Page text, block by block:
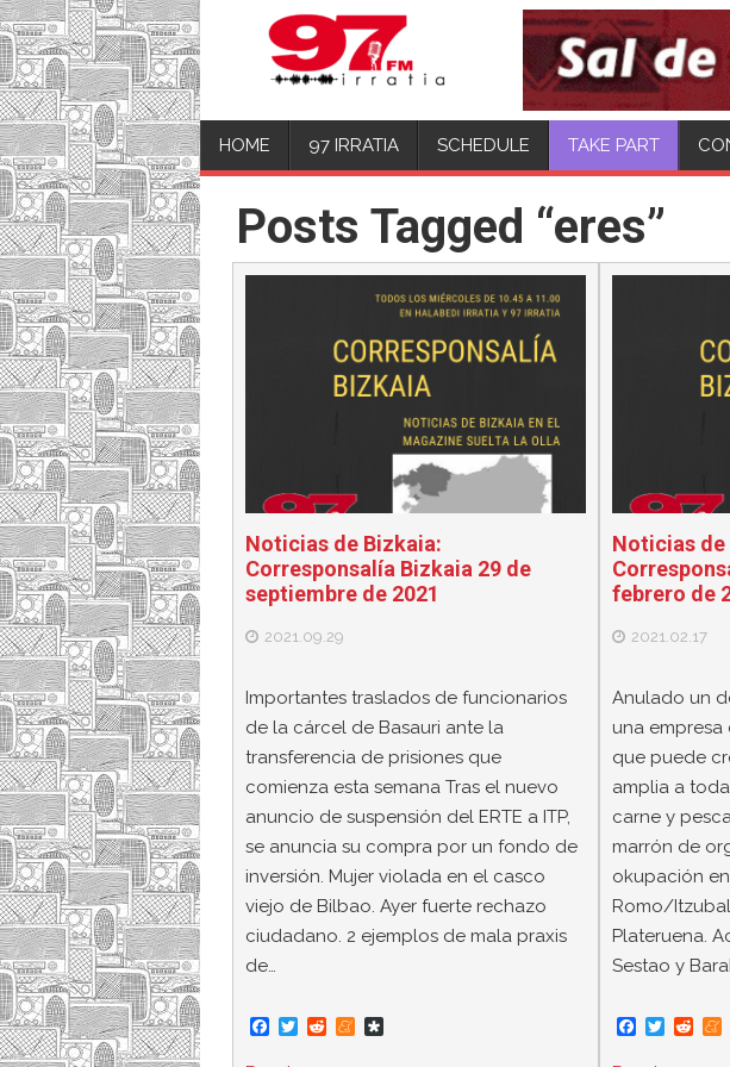
HOME 97 IRRATIA SCHEDULE
Posts Tagged “eres”
Noticias de Bizkaia:
Corresponsalía Bizkaia 29 de
septiembre de 2021
2021.09.29
Importantes traslados de funcionarios
de la cárcel de Basauri ante la
transferencia de prisiones que
comienza esta semana Tras el nuevo
anuncio de suspensión del ERTE a ITP,
se anuncia su compra por un fondo de
inversión. Mujer violada en el casco
viejo de Bilbao. Ayer fuerte rechazo
ciudadano. 2 ejemplos de mala praxis
de…
F
T
R
M
Noticias de
febrero de
2021.02.17
Anulado un
una
que puede
amplia a
carne y
marrón de
okupación
Romo/
Plateruena.
Sestao y
F
T
R